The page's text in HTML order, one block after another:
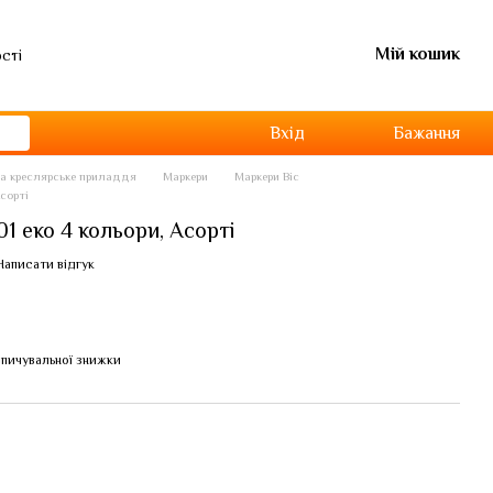
Мій кошик
Вхід Бажання
креслярське приладдя Маркери
Маркери Bic
еко 4 кольори, Асорті
відгук
знижки